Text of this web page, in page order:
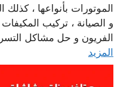
الموتورات بأنواعها ،
و الصيانة ، تركيب المكيفات
الفريون و حل مشاكل
المزيد